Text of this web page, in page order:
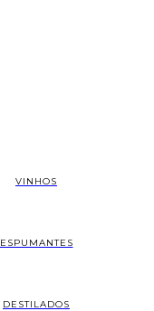
VINHOS
ESPUMANTES
DESTILADOS